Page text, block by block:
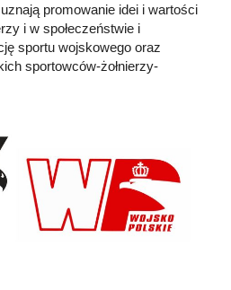
promowanie idei i wartości
i w społeczeństwie i
sportu wojskowego oraz
sportowców-żołnierzy-